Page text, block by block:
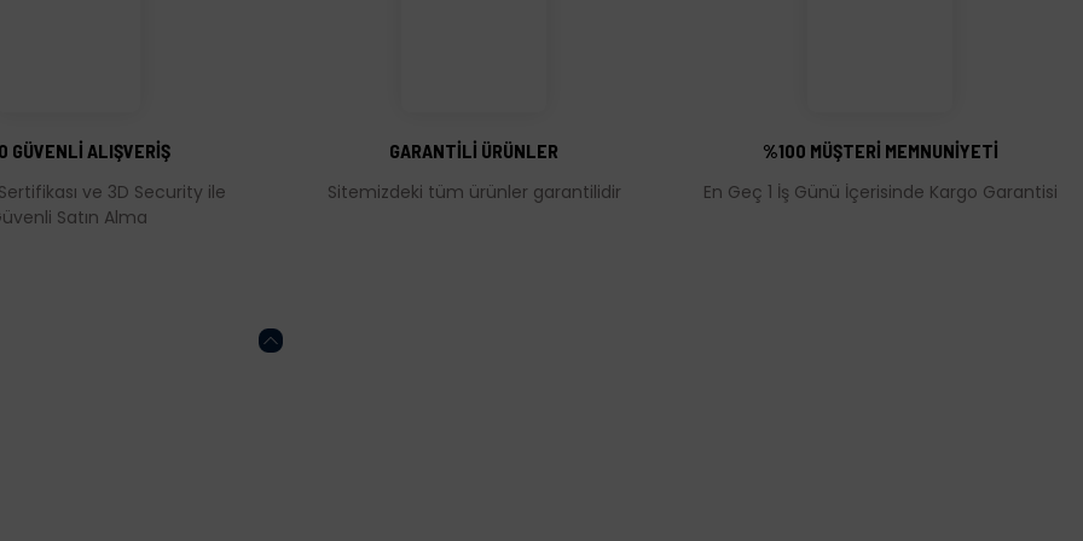
GÜVENLİ ALIŞVERİŞ
ve 3D Security ile
Satın Alma
GARANTİLİ ÜRÜNLER
Sitemizdeki tüm ürünler garantilidir
%100 MÜŞTERİ MEMNUNİYETİ
En Geç 1 İş Günü İçerisinde Kargo Garantisi